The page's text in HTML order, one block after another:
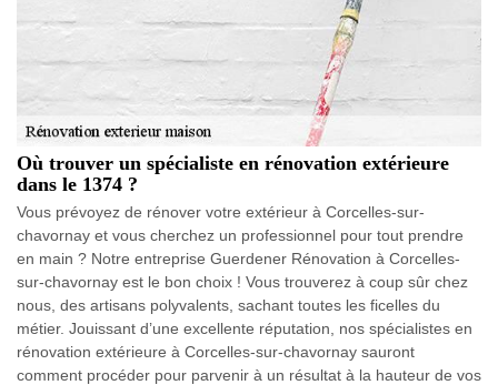
Où trouver un spécialiste en rénovation extérieure
dans le 1374 ?
Vous prévoyez de rénover votre extérieur à Corcelles-sur-
chavornay et vous cherchez un professionnel pour tout prendre
en main ? Notre entreprise Guerdener Rénovation à Corcelles-
sur-chavornay est le bon choix ! Vous trouverez à coup sûr chez
nous, des artisans polyvalents, sachant toutes les ficelles du
métier. Jouissant d’une excellente réputation, nos spécialistes en
rénovation extérieure à Corcelles-sur-chavornay sauront
comment procéder pour parvenir à un résultat à la hauteur de vos